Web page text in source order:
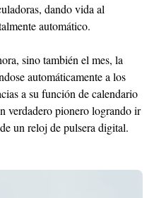
dando vida al
automático.
sino también el mes, la
automáticamente a los
a su función de calendario
verdadero pionero logrando ir
un reloj de pulsera digital.